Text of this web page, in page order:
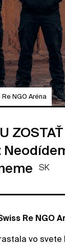
NGO Aréna
SK
Re NGO
vo svete